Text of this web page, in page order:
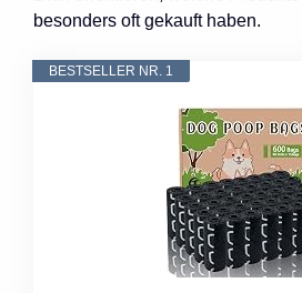
besonders oft gekauft haben.
BESTSELLER NR. 1